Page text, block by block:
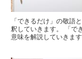
「できるだけ」の敬語
釈していきます。 「で
意味を解説していきま